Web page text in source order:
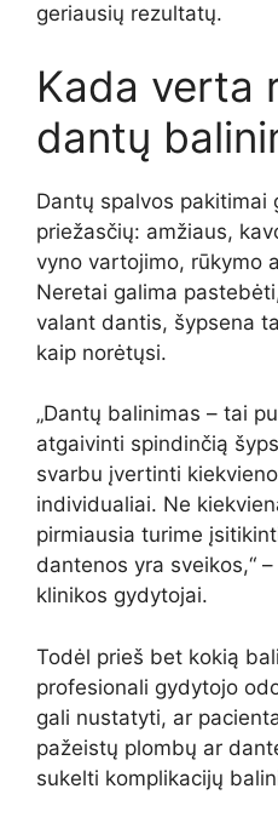
geriausių rezultatų.
Kada verta
dantų
Dantų spalvos pakitimai
priežasčių: amžiaus,
vyno vartojimo, rūkymo
Neretai galima
valant dantis, šypsena
kaip norėtųsi.
„Dantų balinimas – tai
atgaivinti spindinčią
svarbu įvertinti
individualiai. Ne
pirmiausia turime
dantenos yra sveikos,“ –
klinikos gydytojai.
Todėl prieš bet kokią
profesionali gydytojo
gali nustatyti, ar
pažeistų plombų ar
sukelti komplikacijų